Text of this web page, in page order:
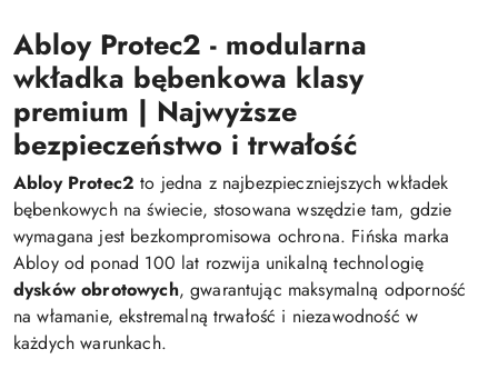
Abloy Protec2 - modularna
wkładka bębenkowa klasy
premium | Najwyższe
bezpieczeństwo i trwałość
Abloy Protec2 to jedna z najbezpieczniejszych wkładek
bębenkowych na świecie, stosowana wszędzie tam, gdzie
wymagana jest bezkompromisowa ochrona. Fińska marka
Abloy od ponad 100 lat rozwija unikalną technologię
dysków obrotowych, gwarantując maksymalną odporność
na włamanie, ekstremalną trwałość i niezawodność w
każdych warunkach.